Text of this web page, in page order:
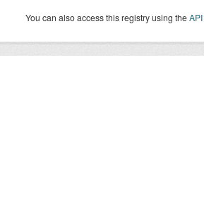
You can also access this registry using theAPI